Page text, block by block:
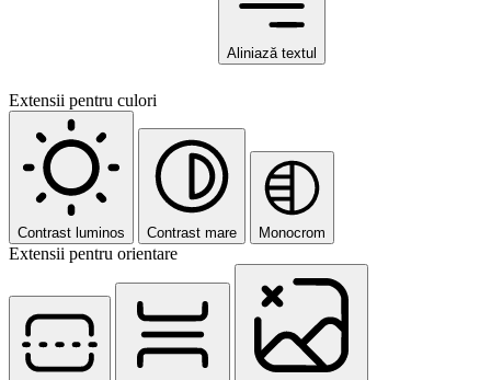
Aliniază textul
Extensii pentru culori
Contrast luminos Contrast mare Monocrom
Extensii pentru orientare